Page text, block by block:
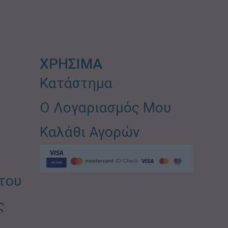
ΧΡΗΣΙΜΑ
Κατάστημα
Ο Λογαριασμός Μου
Καλάθι Αγορών